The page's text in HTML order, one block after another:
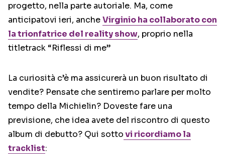
progetto, nella parte autoriale. Ma, come
anticipatovi ieri, ancheVirginio ha collaborato con
la trionfatrice del reality show, proprio nella
titletrack “Riflessi di me”
La curiosità c’è ma assicurerà un buon risultato di
vendite? Pensate che sentiremo parlare per molto
tempo della Michielin? Doveste fare una
previsione, che idea avete del riscontro di questo
album di debutto? Qui sottovi ricordiamo la
tracklist: